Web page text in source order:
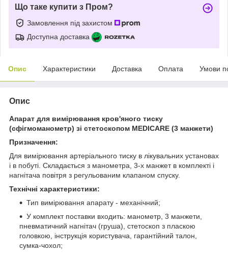
Що таке купити з Пром?
Замовлення під захистом
Доступна доставка
Опис Характеристики Доставка Оплата Умови
Опис
Апарат для вимірювання кров'яного тиску
(сфігмоманометр) зі стетоскопом MEDICARE (3 манжети)
Призначення:
Для вимірювання артеріального тиску в лікувальних установах
і в побуті. Складається з манометра, 3-х манжет в комплекті і
нагнітача повітря з регульованим клапаном спуску.
Технічні характеристики:
Тип вимірювання апарату - механічний;
У комплект поставки входить: манометр, 3 манжети,
пневматичний нагнітач (груша), стетоскоп з пласкою
головкою, інструкція користувача, гарантійний талон,
сумка-чохол;